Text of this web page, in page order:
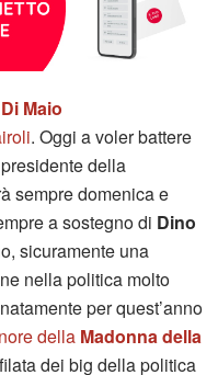
Maio
. Oggi a voler battere
della
sempre domenica e
a sostegno di Dino
sicuramente una
nella politica molto
per quest’anno
della Madonna della
dei big della politica